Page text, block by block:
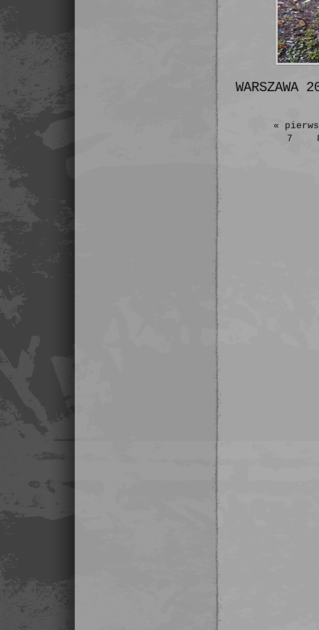
WARSZAWA
«
7